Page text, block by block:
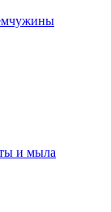
и мыла